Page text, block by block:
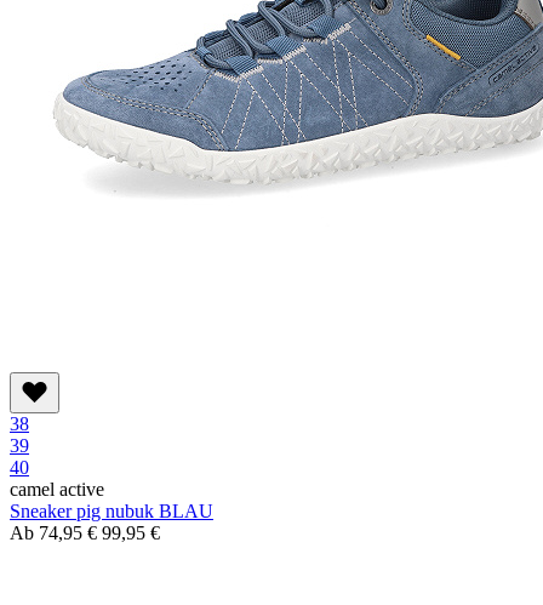
38
39
40
camel active
Sneaker pig nubuk BLAU
Ab 74,95 € 99,95 €